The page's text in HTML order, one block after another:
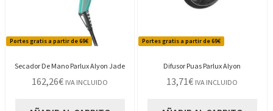
Portes gratis a partir de 69€
Secador De Mano Parlux Alyon Jade
162,26€ IVA INCLUIDO
Portes gratis a partir de 69€
Difusor Puas Parlux Alyon
13,71€ IVA INCLUIDO